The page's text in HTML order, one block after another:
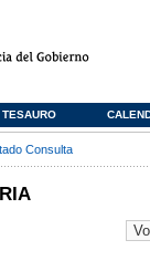
TESAURO
Consulta